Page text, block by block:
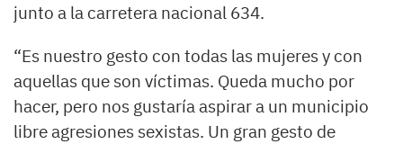
junto a la carretera nacional 634.
“Es nuestro gesto con todas las mujeres y con
aquellas que son víctimas. Queda mucho por
hacer, pero nos gustaría aspirar a un municipio
libre agresiones sexistas. Un gran gesto de